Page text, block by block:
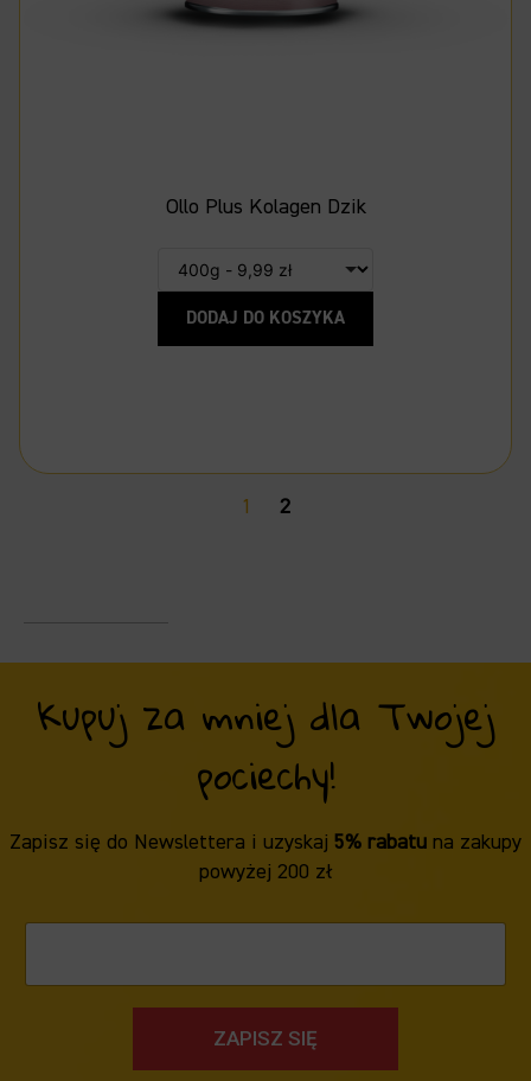
Ollo Plus Kolagen Dzik
DODAJ DO KOSZYKA
1 2
Kupuj za mniej dla Twojej
pociechy!
Zapisz się do Newslettera i uzyskaj 5% rabatu na zakupy
powyżej 200 zł
ZAPISZ SIĘ